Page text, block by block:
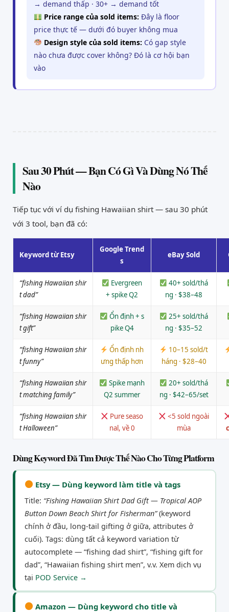
→ demand thấp · 30+ → demand tốt
Price range của sold items: Đây là floor
price thực tế — dưới đó buyer không mua
Design style của sold items: Có gap style
nào chưa được cover không? Đó là cơ hội bạn
vào
Sau 30 Phút — Bạn Có Gì Và Dùng Nó Thế
Nào
Tiếp tục với ví dụ fishing Hawaiian shirt — sau 30 phút
với 3 tool, bạn đã có:
Keyword từ Etsy
Google Trend
s
eBay Sold
“fishing Hawaiian shir
t dad”
Evergreen
+ spike Q2
40+ sold/thá
ng · $38–48
“fishing Hawaiian shir
t gift”
Ổn định + s
pike Q4
25+ sold/thá
ng · $35–52
“fishing Hawaiian shir
t funny”
Ổn định nh
ưng thấp hơn
10–15 sold/t
háng · $28–40
“fishing Hawaiian shir
t matching family”
Spike mạnh
Q2 summer
20+ sold/thá
ng · $42–65/set
“fishing Hawaiian shir
t Halloween”
Pure seaso
nal, về 0
<5 sold ngoài
mùa
Dùng Keyword Đã Tìm Được Thế Nào Cho Từng Platform
Etsy — Dùng keyword làm title và tags
Title: “Fishing Hawaiian Shirt Dad Gift — Tropical AOP
Button Down Beach Shirt for Fisherman”(keyword
chính ở đầu, long-tail gifting ở giữa, attributes ở
cuối). Tags: dùng tất cả keyword variation từ
autocomplete — “fishing dad shirt”, “fishing gift for
dad”, “Hawaiian fishing shirt men”, v.v. Xem dịch vụ
tại POD Service →
Amazon — Dùng keyword cho title và